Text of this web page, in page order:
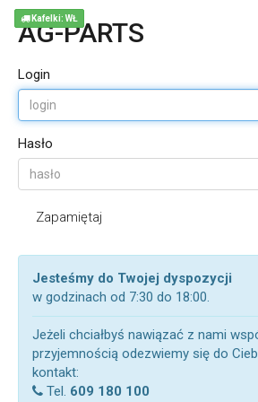
AG-PARTS
Login
Hasło
Zapamiętaj
Jesteśmy do Twojej dyspozycji
w godzinach od 7:30 do 18:00.
Jeżeli chciałbyś nawiązać z nami
przyjemnością odezwiemy się do
kontakt:
Tel. 609 180 100
Kafelki: WŁ